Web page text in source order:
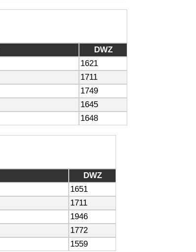
DWZ
1621
1711
1749
1645
1648
DWZ
1651
1711
1946
1772
1559